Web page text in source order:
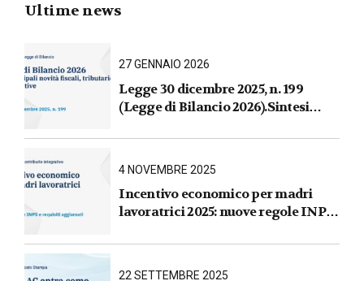
Ultime news
27 GENNAIO 2026
Legge 30 dicembre 2025, n. 199
(Legge di Bilancio 2026).Sintesi
fiscali, tributarie, contributive e per
4 NOVEMBRE 2025
Incentivo economico per madri
lavoratrici 2025: nuove regole INPS
22 SETTEMBRE 2025